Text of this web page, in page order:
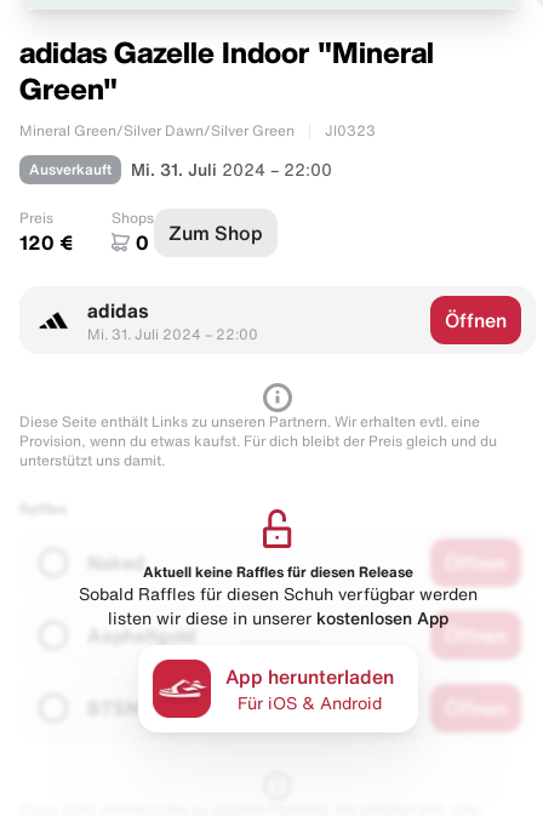
adidas Gazelle Indoor "Mineral
Green"
Mineral Green/Silver Dawn/Silver Green JI0323
Ausverkauft Mi. 31. Juli 2024 – 22:00
Preis
120 €
Shops
0 Zum Shop
adidas
Mi. 31. Juli 2024 – 22:00
Öffnen
Diese Seite enthält Links zu unseren Partnern. Wir erhalten evtl. eine
Provision, wenn du etwas kaufst. Für dich bleibt der Preis gleich und du
unterstützt uns damit.
Naked
Asphaltgold
Aktuell keine Raffles für diesen Release
Sobald Raffles für diesen Schuh verfügbar werden
listen wir diese in unserer kostenlosen App
App herunterladen
Für iOS & Android